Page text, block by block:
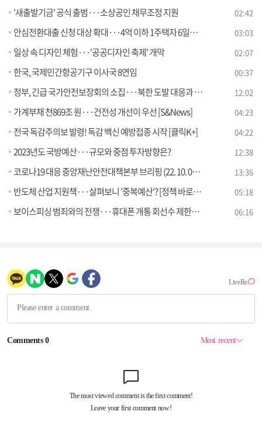
'새출발기금' 공식 출범···소상공인 채무조정 지원 02:42
안심전환대출 신청 대상 확대···4억 이하 1주택자 6일부터 신청 03:03
일상 속 디자인 체험···'공공디자인 축제' 개막 02:07
한국, 국제민간항공기구 이사국 8연임 00:37
정부, 긴급 국가안전보장회의 소집···북한 도발 대응과 향후 과제는? 12:02
가계부채 천869조 원···건전성 개선이 우선 [S&News] 04:23
전국 독감주의보 발령! 독감 백신 예방접종 시작 [클릭K+] 04:22
2023년도 국방예산···규모와 중점 투자방향은? 12:38
코로나19 대응 중앙재난안전대책본부 브리핑 (22. 10. 05. 11시) 13:36
반도체 산업 지원책···살펴보니 '중복예산'? [정책 바로보기] 05:18
보이스피싱 범죄와의 전쟁···휴대폰 개통 회선수 제한된다? [정책 바로보기] 06:16